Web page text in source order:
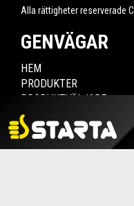
Alla rättigheter reserverade
GENVÄGAR
HEM
PRODUKTER
PRODUKTVÄLJARE
HITTA ÅTERFÖRSÄLJARE
NYHETER